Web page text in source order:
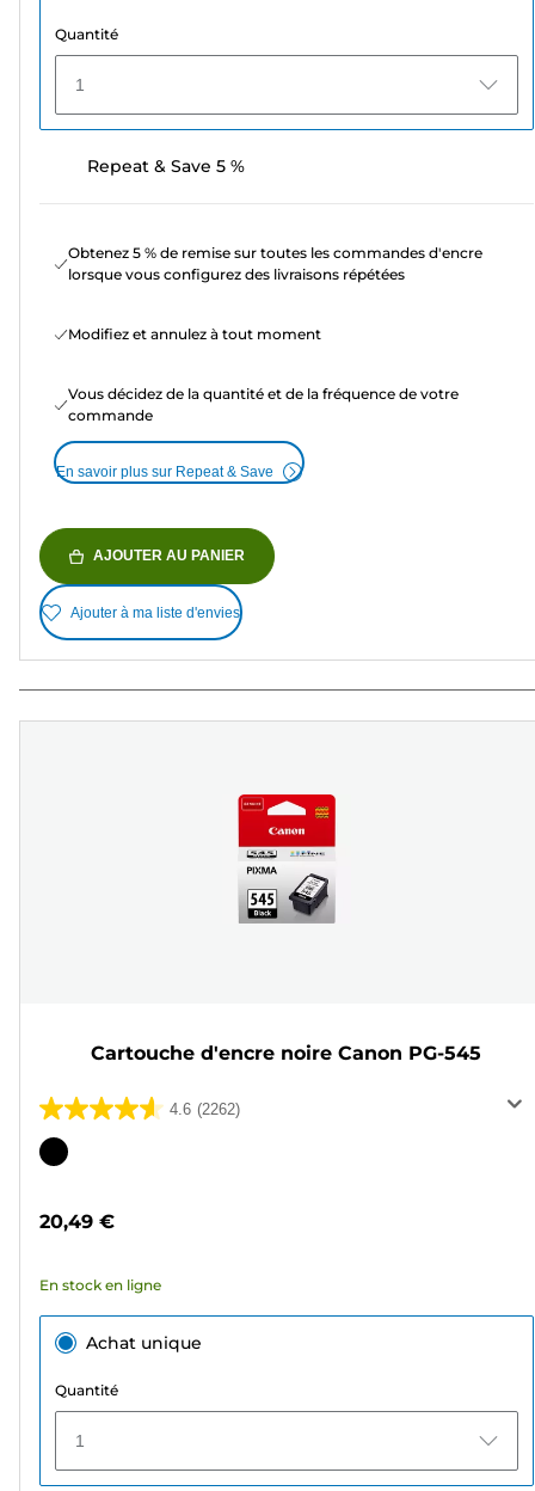
Quantité
1
Repeat & Save 5 %
Obtenez 5 % de remise sur toutes les commandes d'encre
lorsque vous configurez des livraisons répétées
Modifiez et annulez à tout moment
Vous décidez de la quantité et de la fréquence de votre
commande
En savoir plus sur Repeat & Save
AJOUTER AU PANIER
Ajouter à ma liste d'envies
Cartouche d'encre noire Canon PG-545
4.6 (2262)
4.6
sur
2262
Cartouche
20,49 €
En stock en ligne
Achat unique
Quantité
1